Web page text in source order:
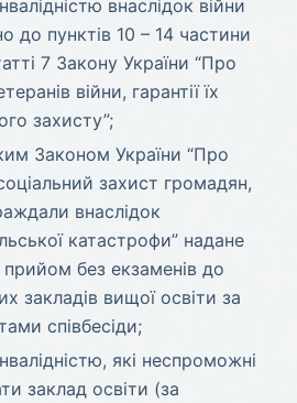
внаслідок війни
до пунктів 10 – 14 частини
7 Закону України “Про
війни, гарантії їх
захисту”;
Законом України “Про
захист громадян,
внаслідок
катастрофи” надане
без екзаменів до
закладів вищої освіти за
співбесіди;
які неспроможні
заклад освіти (за